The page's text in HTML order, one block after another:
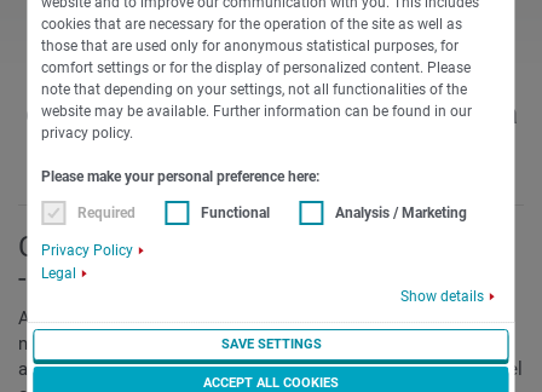
cookies that are necessary for the operation of the site as well as
those that are used only for anonymous statistical purposes, for
comfort settings or for the display of personalized content. Please
note that depending on your settings, not all functionalities of the
website may be available. Further information can be found in our
privacy policy.
Please make your personal preference here:
Required Functional Analysis / Marketing
Privacy Policy
Legal
Show details
SAVE SETTINGS
ACCEPT ALL COOKIES
El sistema de control para una
comunicación directa con la
organización operativa de su empresa
Centrado en la producción y el control
- Preparado para Industria 4.0
Además de la integración completa en estructuras de red, el
nuevo sistema de controliXpanelde INDEX cuenta con
amplias características adicionales para facilitar el trabajo del